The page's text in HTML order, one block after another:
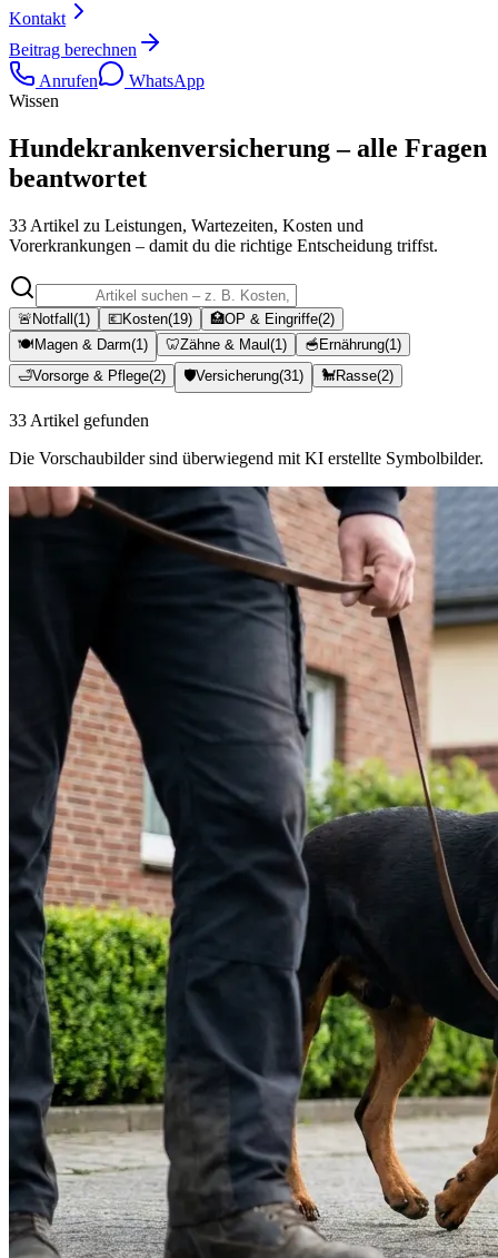
Kontakt
Beitrag berechnen
Anrufen
WhatsApp
Wissen
Hundekrankenversicherung – alle Fragen
beantwortet
33 Artikel zu Leistungen, Wartezeiten, Kosten und
Vorerkrankungen – damit du die richtige Entscheidung triffst.
🚨 Notfall (1 ) 💶Kosten(19) 🏥OP & Eingriffe(2)
🍽️ Magen & Darm(1 ) 🦷Zähne & Maul (1 ) 🥣 Ernährung(1 )
🛁Vorsorge & Pflege(2) 🛡️Versicherung(31 ) 🐩Rasse(2)
33 Artikel gefunden
Die Vorschaubilder sind überwiegend mit KI erstellte Symbolbilder.